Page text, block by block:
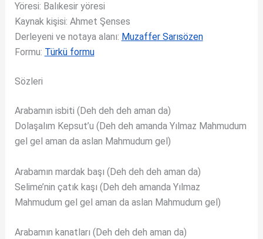
Yöresi: Balıkesir yöresi
Kaynak kişisi: Ahmet Şenses
Derleyeni ve notaya alanı: Muzaffer Sarısözen
Formu: Türkü formu
Sözleri
Arabamın isbiti (Deh deh deh aman da)
Dolaşalım Kepsut’u (Deh deh amanda Yılmaz Mahmudum
gel gel aman da aslan Mahmudum gel)
Arabamın mardak başı (Deh deh deh aman da)
Selime’nin çatık kaşı (Deh deh amanda Yılmaz
Mahmudum gel gel aman da aslan Mahmudum gel)
Arabamın kanatları (Deh deh deh aman da)